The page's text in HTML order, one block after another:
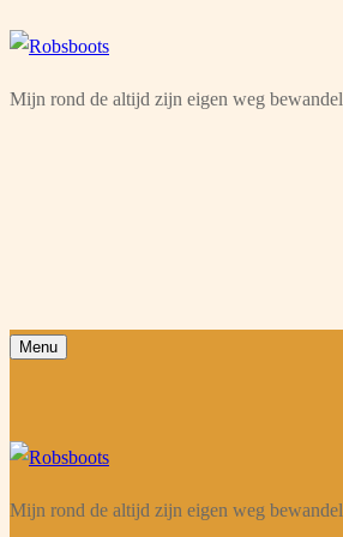
Ga
de
Menu
Sluiten
Mijn rond de altijd zijn eigen weg
Menu
Mijn rond de altijd zijn eigen weg